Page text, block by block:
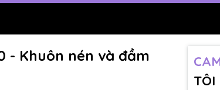
- Khuôn nén và đầm
TÔI